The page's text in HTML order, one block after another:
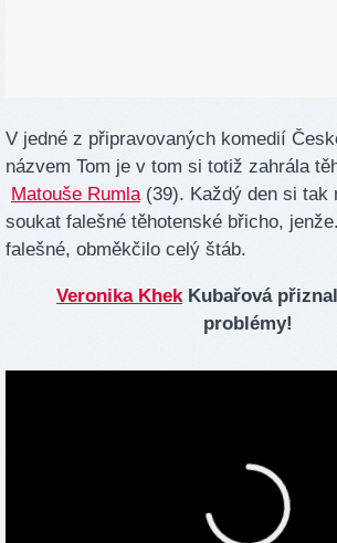
V jedné z připravovaných komedií
názvem Tom je v tom si totiž zahrála
Matouše Rumla(39). Každý den si tak
soukat falešné těhotenské břicho,
falešné, obměkčilo celý štáb.
Veronika KhekKubařová
problémy!